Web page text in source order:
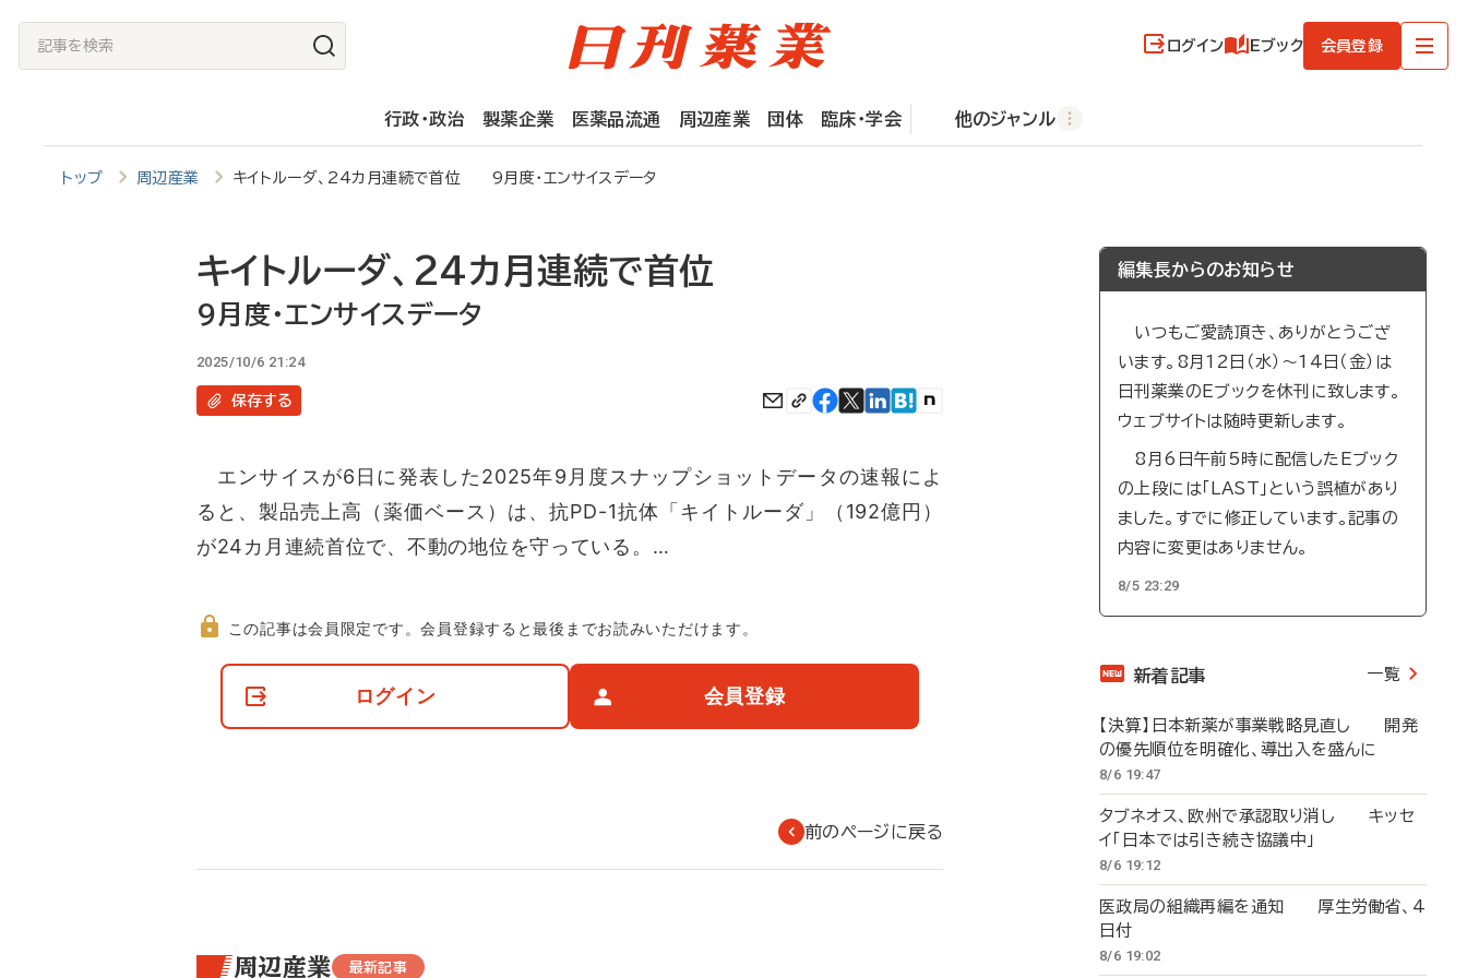
記
事
ログイン Eブック 会員登録
行政・政治 製薬企業 医薬品流通 周辺産業 団体 臨床・学会 他のジャンル
トップ 周辺産業 キイトルーダ、24カ月連続で首位 9月度・エンサイスデータ
キイトルーダ、24カ月連続で首位
9月度・エンサイスデータ
2025/10/6 21:24
保存する
エンサイスが6日に発表した2025年9月度スナップショットデータの速報によ
ると、製品売上高（薬価ベース）は、抗PD-1抗体「キイトルーダ」（192億円）
が24カ月連続首位で、不動の地位を守っている。…
て
この記事は会員限定です。会員登録すると最後までお読みいただけます。
ログイン 会員登録
前のページに戻る
周辺産業 最新記事
編集長からのお知らせ
いつもご愛読頂き、ありがとうござ
います。8月12日（水）～14日（金）は
日刊薬業のEブックを休刊に致します。
ウェブサイトは随時更新します。
8月6日午前5時に配信したEブック
の上段には「LAST」という誤植があり
ました。すでに修正しています。記事の
内容に変更はありません。
8/5 23:29
新着記事 一覧
【決算】日本新薬が事業戦略見直し 開発
の優先順位を明確化、導出入を盛んに
8/6 19:47
タブネオス、欧州で承認取り消し キッセ
イ「日本では引き続き協議中」
8/6 19:12
医政局の組織再編を通知 厚生労働省、4
日付
8/6 19:02